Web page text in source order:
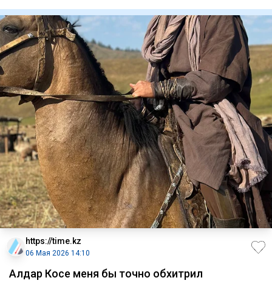
https://time.kz
06 Мая 2026 14:10
Алдар Косе меня бы точно обхитрил